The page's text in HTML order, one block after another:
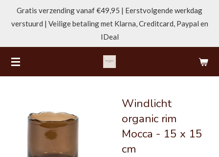
direct
hoofdinhoud
Gratis verzending vanaf €49,95 | Eerstvolgende werkdag
verstuurd | Veilige betaling met Klarna, Creditcard, Paypal en
IDeal
Windlicht
organic rim
Mocca - 15 x 15
cm